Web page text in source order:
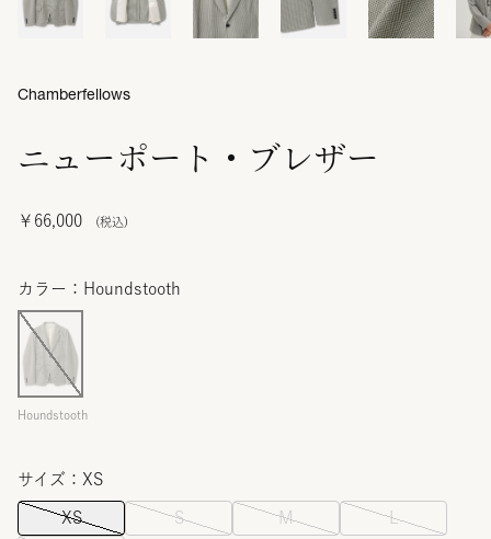
ニューポート・ブレザー
￥66,000
Chamberfellows
カラー：Houndstooth
Houndstooth
サイズ：XS
XS S M L